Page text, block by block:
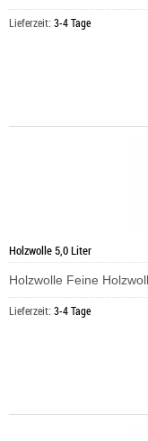
Lieferzeit: 3-4 Tage
Holzwolle 5,0 Liter
Holzwolle Feine
Lieferzeit: 3-4 Tage